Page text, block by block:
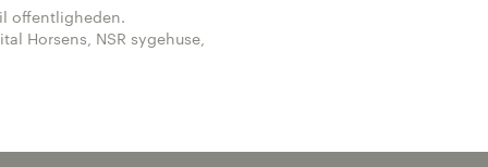
offentligheden.
Horsens, NSR sygehuse,